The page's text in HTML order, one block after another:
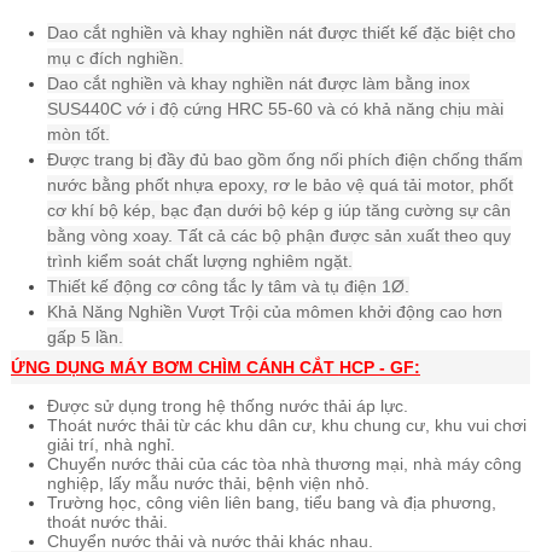
Dao cắt nghiền và khay nghiền nát được thiết kế đặc biệt cho
mụ c đích nghiền.
Dao cắt nghiền và khay nghiền nát được làm bằng inox
SUS440C vớ i độ cứng HRC 55-60 và có khả năng chịu mài
mòn tốt.
Được trang bị đầy đủ bao gồm ống nối phích điện chống thấm
nước bằng phốt nhựa epoxy, rơ le bảo vệ quá tải motor, phốt
cơ khí bộ kép, bạc đạn dưới bộ kép g iúp tăng cường sự cân
bằng vòng xoay. Tất cả các bộ phận được sản xuất theo quy
trình kiểm soát chất lượng nghiêm ngặt.
Thiết kế động cơ công tắc ly tâm và tụ điện 1Ø.
Khả Năng Nghiền Vượt Trội của mômen khởi động cao hơn
gấp 5 lần.
ỨNG DỤNG MÁY BƠM CHÌM CÁNH CẮT HCP - GF:
Được sử dụng trong hệ thống nước thải áp lực.
Thoát nước thải từ các khu dân cư, khu chung cư, khu vui chơi
giải trí, nhà nghỉ.
Chuyển nước thải của các tòa nhà thương mại, nhà máy công
nghiệp, lấy mẫu nước thải, bệnh viện nhỏ.
Trường học, công viên liên bang, tiểu bang và địa phương,
thoát nước thải.
Chuyển nước thải và nước thải khác nhau.